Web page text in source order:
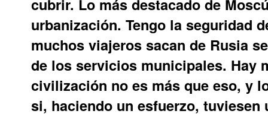
urbanización. Tengo la seguridad
muchos viajeros sacan de Rusia
de los servicios municipales. Hay
civilización no es más que eso, y
si, haciendo un esfuerzo,